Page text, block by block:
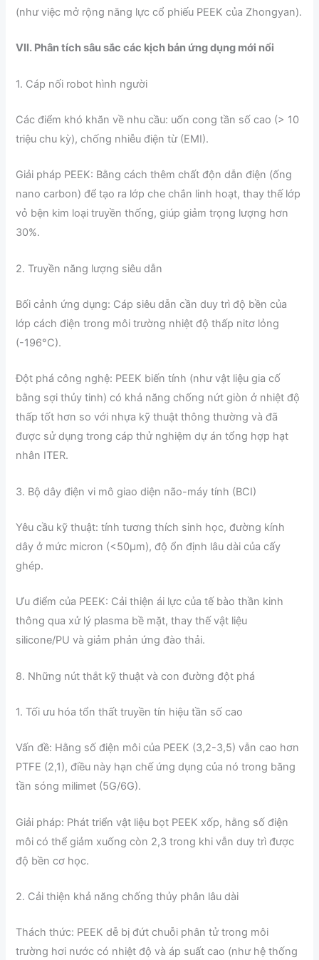
(như việc mở rộng năng lực cổ phiếu PEEK của Zhongyan).
VII. Phân tích sâu sắc các kịch bản ứng dụng mới nổi
1. Cáp nối robot hình người
Các điểm khó khăn về nhu cầu: uốn cong tần số cao (> 10
triệu chu kỳ), chống nhiễu điện từ (EMI).
Giải pháp PEEK: Bằng cách thêm chất độn dẫn điện (ống
nano carbon) để tạo ra lớp che chắn linh hoạt, thay thế lớp
vỏ bện kim loại truyền thống, giúp giảm trọng lượng hơn
30%.
2. Truyền năng lượng siêu dẫn
Bối cảnh ứng dụng: Cáp siêu dẫn cần duy trì độ bền của
lớp cách điện trong môi trường nhiệt độ thấp nitơ lỏng
(-196°C).
Đột phá công nghệ: PEEK biến tính (như vật liệu gia cố
bằng sợi thủy tinh) có khả năng chống nứt giòn ở nhiệt độ
thấp tốt hơn so với nhựa kỹ thuật thông thường và đã
được sử dụng trong cáp thử nghiệm dự án tổng hợp hạt
nhân ITER.
3. Bộ dây điện vi mô giao diện não-máy tính (BCI)
Yêu cầu kỹ thuật: tính tương thích sinh học, đường kính
dây ở mức micron (<50μm), độ ổn định lâu dài của cấy
ghép.
Ưu điểm của PEEK: Cải thiện ái lực của tế bào thần kinh
thông qua xử lý plasma bề mặt, thay thế vật liệu
silicone/PU và giảm phản ứng đào thải.
8. Những nút thắt kỹ thuật và con đường đột phá
1. Tối ưu hóa tổn thất truyền tín hiệu tần số cao
Vấn đề: Hằng số điện môi của PEEK (3,2-3,5) vẫn cao hơn
PTFE (2,1), điều này hạn chế ứng dụng của nó trong băng
tần sóng milimet (5G/6G).
Giải pháp: Phát triển vật liệu bọt PEEK xốp, hằng số điện
môi có thể giảm xuống còn 2,3 trong khi vẫn duy trì được
độ bền cơ học.
2. Cải thiện khả năng chống thủy phân lâu dài
Thách thức: PEEK dễ bị đứt chuỗi phân tử trong môi
trường hơi nước có nhiệt độ và áp suất cao (như hệ thống